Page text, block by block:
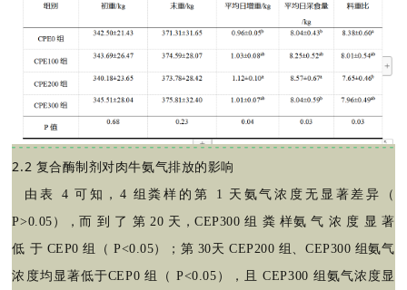
2.2 复合酶制剂对肉牛氨气排放的影响
由表
4 可知，4 组粪样的第 1 天氨气浓度无显著差异（
P>0.05），而 到 了 第 20 天，CEP300 组 粪 样氨 气 浓 度 显 著
低 于 CEP0 组（ P<0.05）；第 30天 CEP200 组、CEP300 组氨气
浓度均显著低于CEP0 组（ P<0.05），且 CEP300 组氨气浓度显